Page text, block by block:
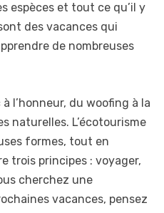
espèces et tout ce qu’il y
des vacances qui
de nombreuses
l’honneur, du woofing à la
naturelles. L’écotourisme
formes, tout en
trois principes : voyager,
cherchez une
vacances, pensez